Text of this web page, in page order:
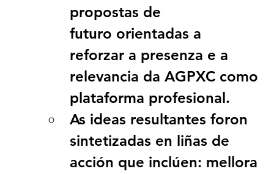
propostas de
futuro orientadas a
reforzar a presenza e a
relevancia da AGPXC como
plataforma profesional.
As ideas resultantes foron
sintetizadas en liñas de
acción que inclúen: mellora